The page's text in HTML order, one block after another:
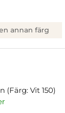
annan färg
(Färg: Vit 150)